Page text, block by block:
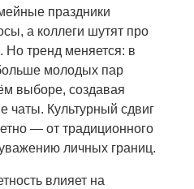
праздники
а коллеги шутят про
Но тренд меняется: в
молодых пар
выборе, создавая
чаты. Культурный сдвиг
— от традиционного
личных границ.
влияет на